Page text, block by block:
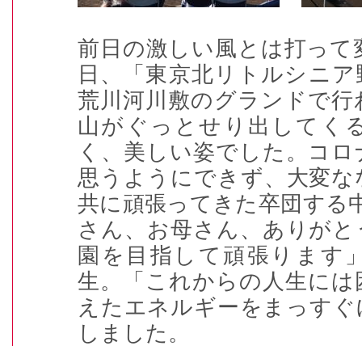
前日の激しい風とは打って
日、「東京北リトルシニ
荒川河川敷のグランドで
山がぐっとせり出してく
く、美しい姿でした。コ
思うようにできず、大変
共に頑張ってきた卒団する
さん、お母さん、ありが
園を目指して頑張ります
生。「これからの人生に
えたエネルギーをまっす
しました。